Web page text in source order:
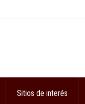
Sitios de interés